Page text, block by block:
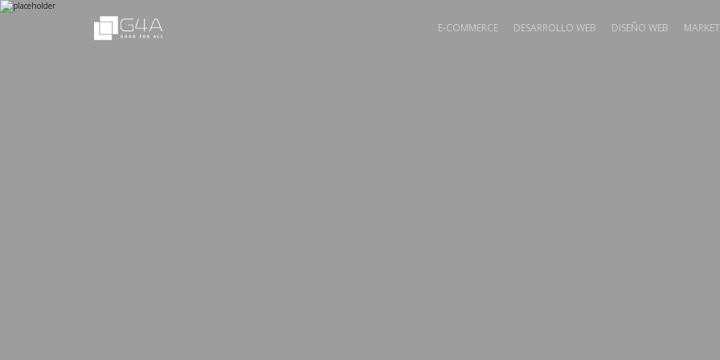
E-COMMERCE DESARROLLO WEB DISEÑO WEB